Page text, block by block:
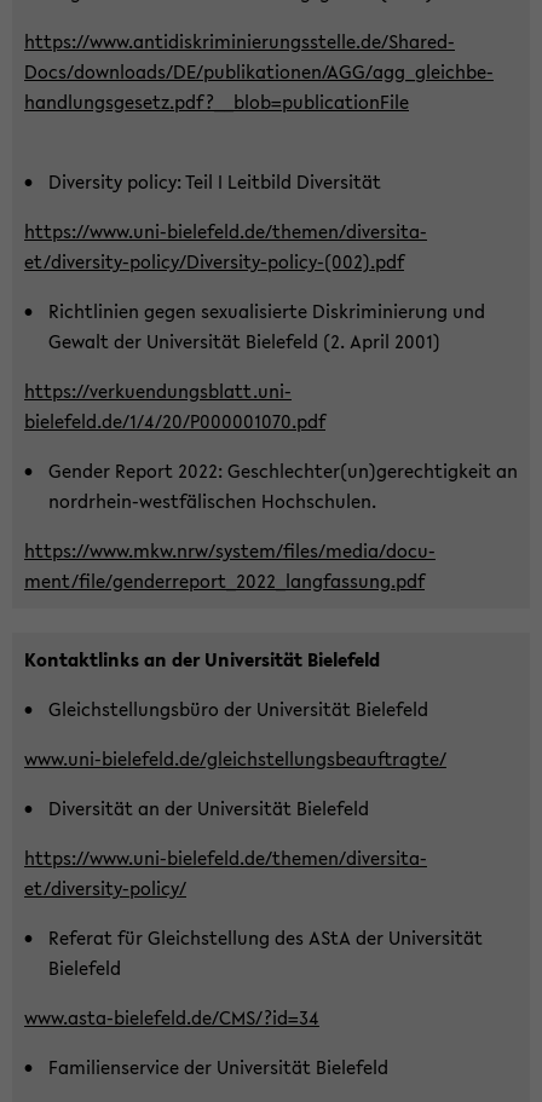
https://www.an­ti­dis­kri­mi­nie­rungs­stel­le.de/Shared­
Docs/down­loads/DE/pu­bli­ka­tio­nen/AGG/ag­g_­gleich­be­
hand­lungs­ge­setz.pdf?__b­lob=pu­bli­ca­ti­on­File
Di­ver­si­ty po­li­cy: Teil I Leit­bild Di­ver­si­tät
https://www.uni-​bielefeld.de/the­men/di­ver­si­ta­
et/diversity-​policy/Diversity-​policy-(002).pdf
Richt­li­ni­en gegen se­xua­li­sier­te Dis­kri­mi­nie­rung und
Ge­walt der Uni­ver­si­tät Bie­le­feld (2. April 2001)
https://ver­ku­en­dungs­blatt.uni-​
bielefeld.de/1/4/20/P000001070.pdf
Gen­der Re­port 2022: Ge­schlech­ter(un)ge­rech­tig­keit an
nordrhein-​westfälischen Hoch­schu­len.
https://www.mkw.nrw/sys­tem/files/media/do­cu­
ment/file/genderreport_2022_langfassung.pdf
Kon­takt­links an der Uni­ver­si­tät Bie­le­feld
Gleich­stel­lungs­bü­ro der Uni­ver­si­tät Bie­le­feld
www.uni-​bielefeld.de/gleich­stel­lungs­be­auf­trag­te/
Di­ver­si­tät an der Uni­ver­si­tät Bie­le­feld
https://www.uni-​bielefeld.de/the­men/di­ver­si­ta­
et/diversity-​policy/
Re­fe­rat für Gleich­stel­lung des AStA der Uni­ver­si­tät
Bie­le­feld
www.asta-​bielefeld.de/CMS/?id=34
Fa­mi­li­en­ser­vice der Uni­ver­si­tät Bie­le­feld